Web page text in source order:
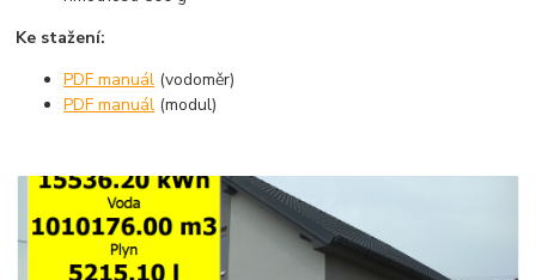
Ke stažení:
PDF manuál (vodoměr)
PDF manuál (modul)